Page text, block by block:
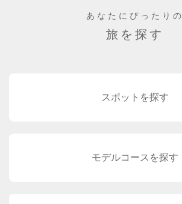
あなたにぴったりの
旅を探す
スポットを探す
モデルコースを探す